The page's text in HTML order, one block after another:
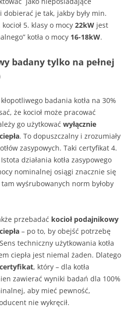
i dobierać je tak, jakby były min.
5. klasy o mocy 22kW jest
kotła o mocy 16-18kW.
badany tylko na pełnej
badania kotła na 30%
że kocioł może pracować
go użytkować wyłącznie
. To dopuszczalny i zrozumiały
zasypowych. Taki certyfikat 4.
działania kotła zasypowego
nominalnej osiągi znacznie się
wyśrubowanych norm byłoby
przebadać kocioł podajnikowy
– po to, by obejść potrzebę
techniczny użytkowania kotła
ciepła jest niemal żaden. Dlatego
, który – dla kotła
zawierać wyniki badań dla 100%
aby mieć pewność,
nie wykręcił.